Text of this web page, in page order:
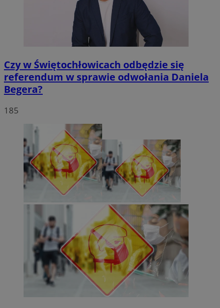
Czy w Świętochłowicach odbędzie się
referendum w sprawie odwołania Daniela
Begera?
185